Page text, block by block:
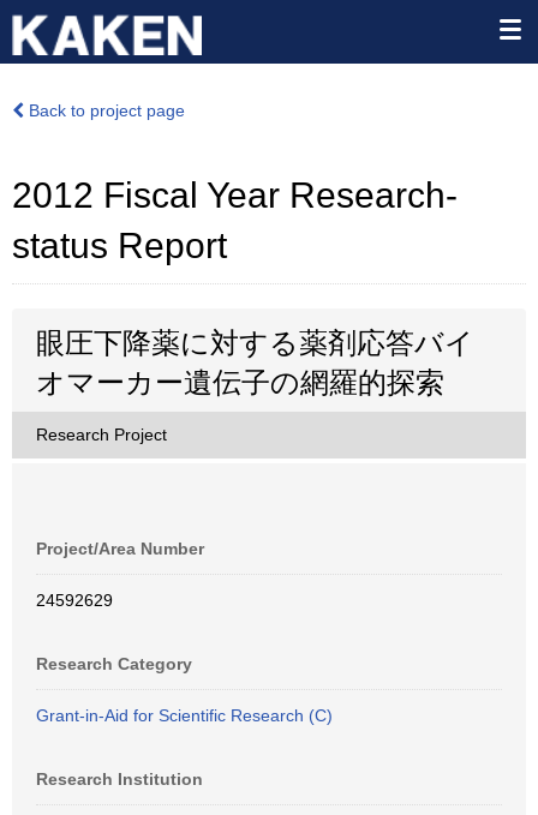
Back to project page
2012 Fiscal Year Research-
status Report
眼圧下降薬に対する薬剤応答バイ
オマーカー遺伝子の網羅的探索
Research Project
Project/Area Number
24592629
Research Category
Grant-in-Aid for Scientific Research (C)
Research Institution